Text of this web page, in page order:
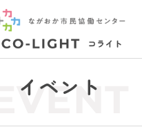
イベント
EVENT